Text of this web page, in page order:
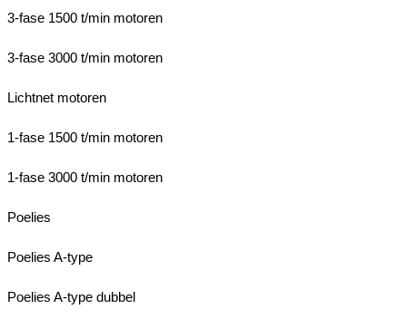
3-fase 1500 t/min motoren
3-fase 3000 t/min motoren
Lichtnet motoren
1-fase 1500 t/min motoren
1-fase 3000 t/min motoren
Poelies
Poelies A-type
Poelies A-type dubbel